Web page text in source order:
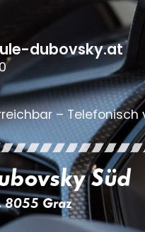
dubovsky.at
– Telefonisch
Süd
8055 Graz